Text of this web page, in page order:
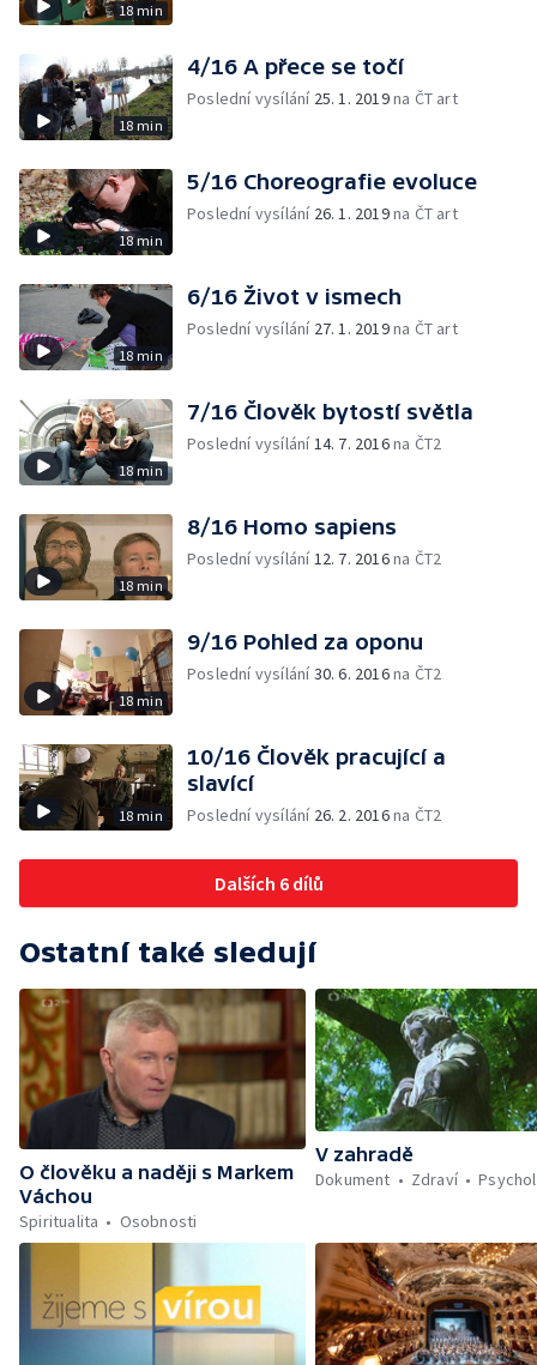
18 min
18 min
4/16 A přece se točí
Poslední vysílání 25. 1. 2019na ČT art
18 min
5/16 Choreografie evoluce
Poslední vysílání 26. 1. 2019na ČT art
18 min
6/16 Život v ismech
Poslední vysílání 27. 1. 2019na ČT art
18 min
7/16 Člověk bytostí světla
Poslední vysílání14. 7. 2016na ČT2
18 min
8/16 Homo sapiens
Poslední vysílání12. 7. 2016na ČT2
18 min
9/16 Pohled za oponu
Poslední vysílání30. 6. 2016na ČT2
18 min
10/16 Člověk pracující a
slavící
Poslední vysílání 26. 2. 2016na ČT2
Dalších 6 dílů
Ostatní také sledují
O člověku a naději s Markem
Váchou
Spiritualita
Osobnosti
V zahradě
Dokument
Zdraví